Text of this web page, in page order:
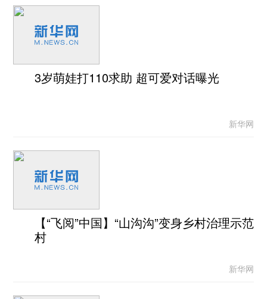
3岁萌娃打110求助 超可爱对话曝光
新华网
【“飞阅”中国】“山沟沟”变身乡村治理示范
村
新华网